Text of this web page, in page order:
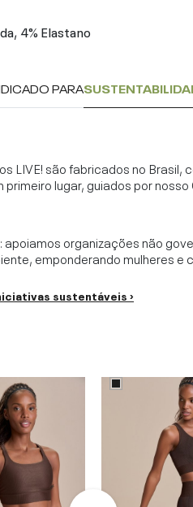
4% Elastano
PARA
LIVE! são fabricados no
lugar, guiados por
apoiamos organizações não
emponderando mulheres e
sustentáveis ›